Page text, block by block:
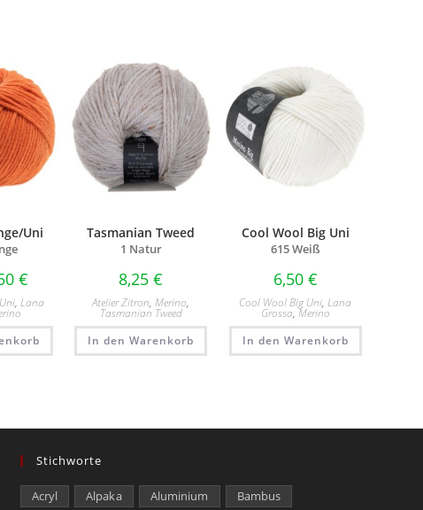
Uni
€
,Lana
Tasmanian Tweed
1 Natur
8,25€
Atelier Zitron,Merino,
Tasmanian Tweed
In den Warenkorb
Cool Wool Big Uni
615 Weiß
6,50 €
Cool Wool Big Uni,Lana
Grossa,Merino
In den Warenkorb
Stichworte
Acryl Alpaka Aluminium
Bambus